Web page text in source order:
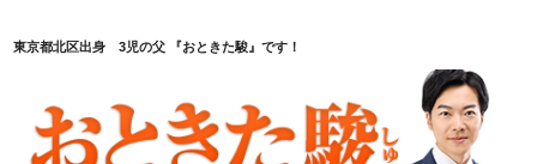
東京都北区出身 3児の父 『おときた駿』です！